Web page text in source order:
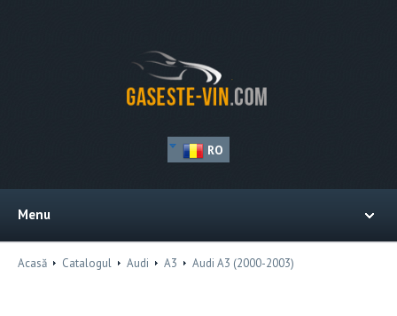
RO
Menu
Acasă Catalogul Audi A3 Audi A3 (2000-2003)